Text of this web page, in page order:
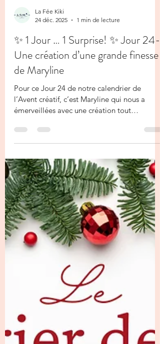
24 déc. 2025
✨ 1 Jour … 1 Surprise! ✨ Jour 24-
Une création d’une grande finesse
émerveillées avec une création tout
simplement incroyable ✨ Elle a confectionné
une boîte d’une grande précision , un
véritable travail de finesse et de minutie .
Chaque détail est pensé avec soin, et le
résultat est aussi élégant que délicat. Une de
ces créations qui donnent envie de la
regarder encore et encore 🎁 Cette boîte
renferme une jolie surprise, mais elle a aussi